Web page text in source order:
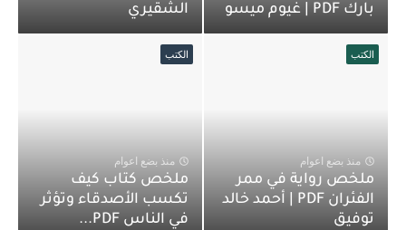
بارك PDF | غيوم ميسو
الشقيري
الكتب
منذ بضع اعوام
ملخص رواية في ممر
الفئران PDF | أحمد خالد
توفيق
الكتب
منذ بضع اعوام
ملخص كتاب كيف
تكسب الأصدقاء وتؤثر
في الناس PDF...